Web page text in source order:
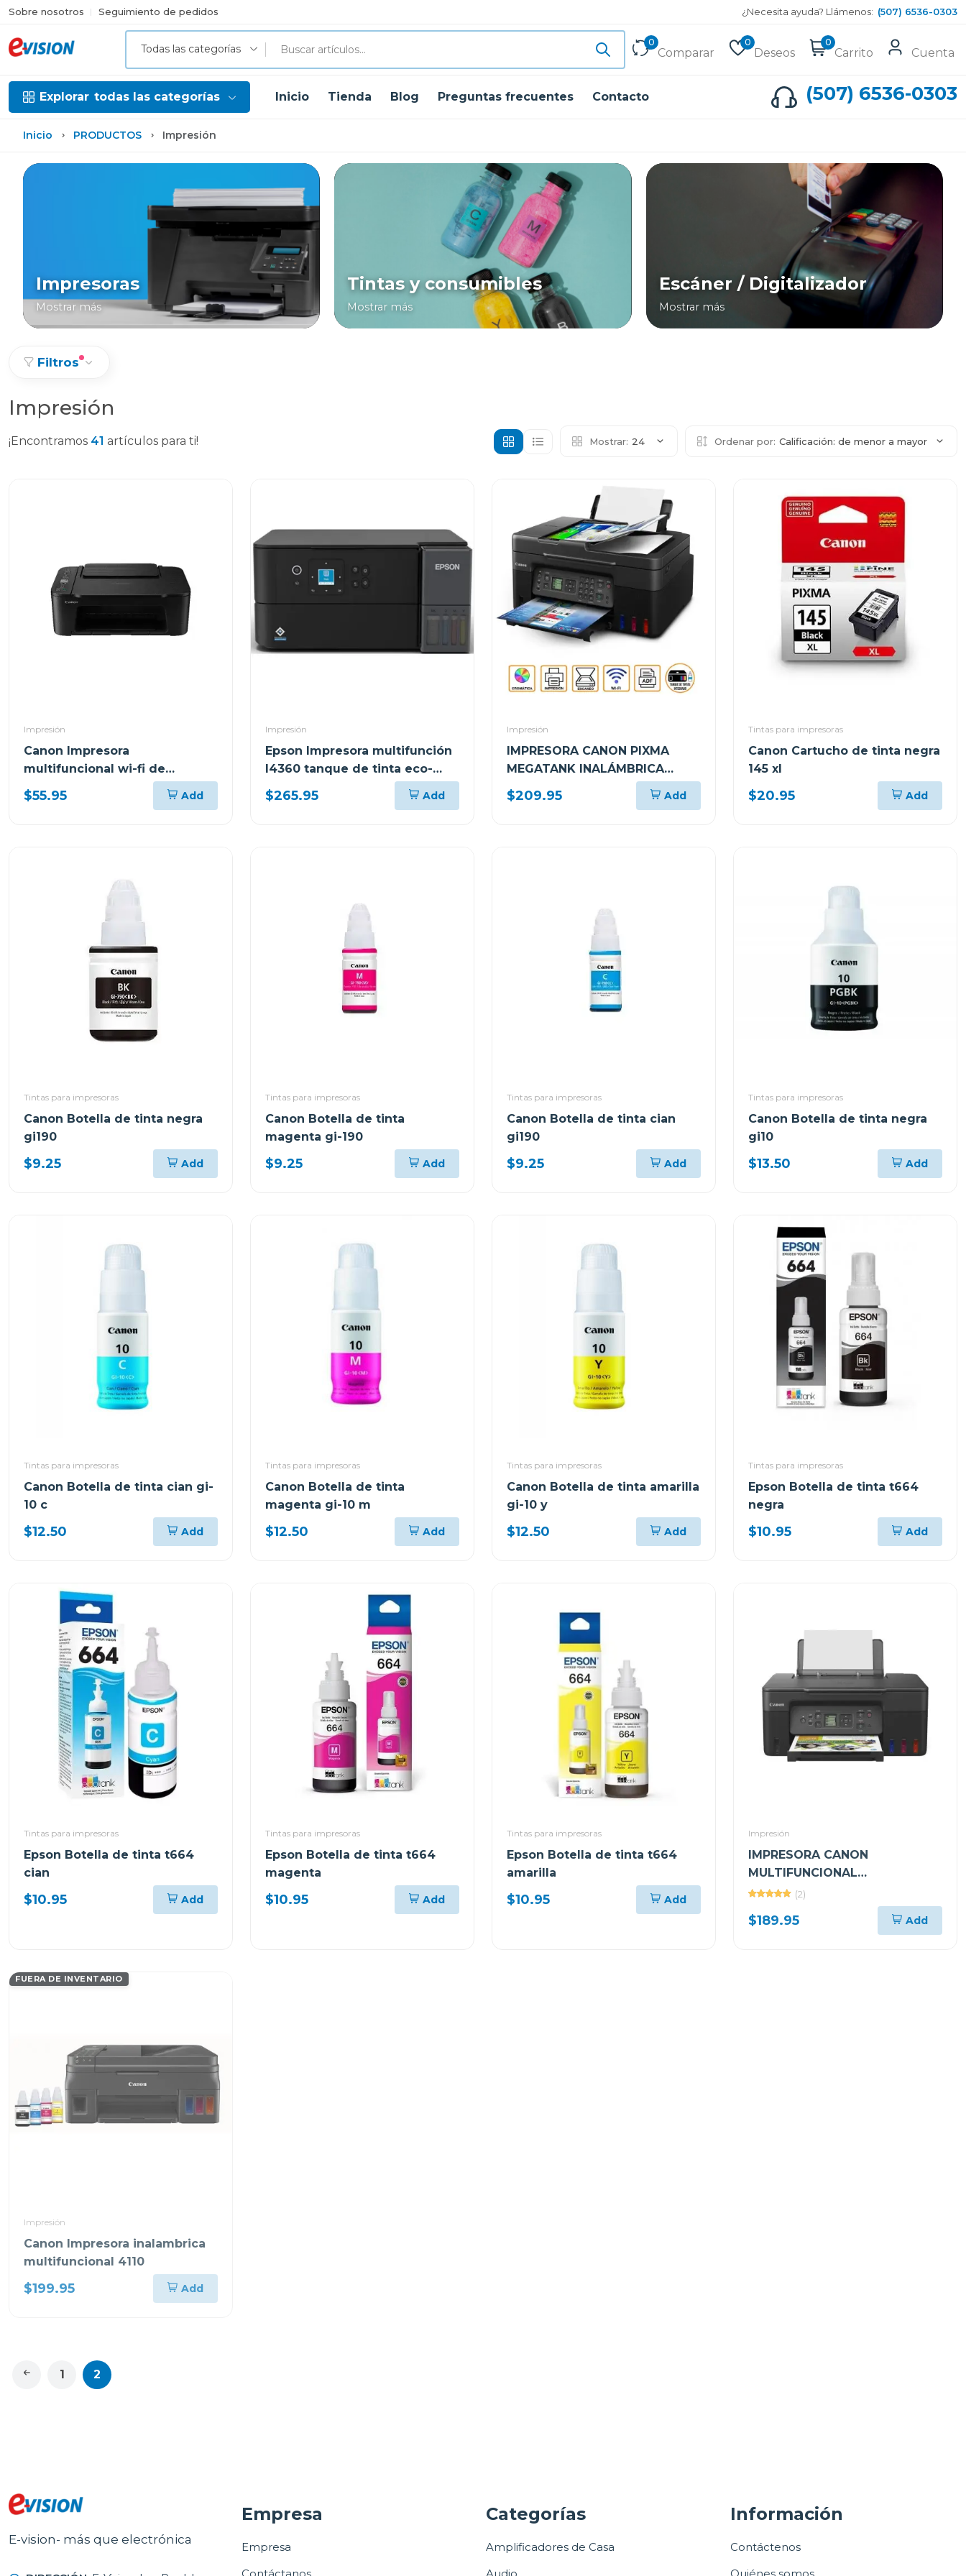
Sobre nosotros Seguimiento de pedidos ¿Necesita ayuda? Llámenos: (507) 6536-0303
Todas las categorías
0
Comparar
0
Deseos
0
Carrito Cuenta
Explorar todas las categorías Inicio Tienda Blog Preguntas frecuentes Contacto (507) 6536-0303
Inicio PRODUCTOS Impresión
Impresoras
Mostrar más
Tintas y consumibles
Mostrar más
Escáner / Digitalizador
Mostrar más
Filtros
Impresión
¡Encontramos 41 artículos para ti! Mostrar: 24 Ordenar por: Calificación: de menor a mayor
Impresión
Canon Impresora
multifuncional wi-fi de
cartuchos de tinta 3610
$55.95 Add
Impresión
Epson Impresora multifunción
l4360 tanque de tinta eco-
tank wi-fi
$265.95 Add
Impresión
IMPRESORA CANON PIXMA
MEGATANK INALÁMBRICA
MULTIFUNCIONAL G417
$209.95 Add
Tintas para impresoras
Canon Cartucho de tinta negra
145 xl
$20.95 Add
Tintas para impresoras
Canon Botella de tinta negra
gi190
$9.25 Add
Tintas para impresoras
Canon Botella de tinta
magenta gi-190
$9.25 Add
Tintas para impresoras
Canon Botella de tinta cian
gi190
$9.25 Add
Tintas para impresoras
Canon Botella de tinta negra
gi10
$13.50 Add
Tintas para impresoras
Canon Botella de tinta cian gi-
10 c
$12.50 Add
Tintas para impresoras
Canon Botella de tinta
magenta gi-10 m
$12.50 Add
Tintas para impresoras
Canon Botella de tinta amarilla
gi-10 y
$12.50 Add
Tintas para impresoras
Epson Botella de tinta t664
negra
$10.95 Add
Tintas para impresoras
Epson Botella de tinta t664
cian
$10.95 Add
Tintas para impresoras
Epson Botella de tinta t664
magenta
$10.95 Add
Tintas para impresoras
Epson Botella de tinta t664
amarilla
$10.95 Add
Impresión
IMPRESORA CANON
MULTIFUNCIONAL
INALÁMBRICA DE TANQUES DE
TINTA INTEGRADOS G317
(2)
$189.95 Add
FUERA DE INVENTARIO
Impresión
Canon Impresora inalambrica
multifuncional 4110
$199.95 Add
1 2
E-vision- más que electrónica
Empresa
Empresa
Categorías
Amplificadores de Casa
Información
Contáctenos